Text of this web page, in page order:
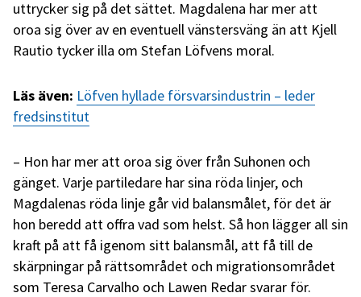
uttrycker sig på det sättet. Magdalena har mer att
oroa sig över av en eventuell vänstersväng än att Kjell
Rautio tycker illa om Stefan Löfvens moral.
Läs även: Löfven hyllade försvarsindustrin – leder
fredsinstitut
– Hon har mer att oroa sig över från Suhonen och
gänget. Varje partiledare har sina röda linjer, och
Magdalenas röda linje går vid balansmålet, för det är
hon beredd att offra vad som helst. Så hon lägger all sin
kraft på att få igenom sitt balansmål, att få till de
skärpningar på rättsområdet och migrationsområdet
som Teresa Carvalho och Lawen Redar svarar för.